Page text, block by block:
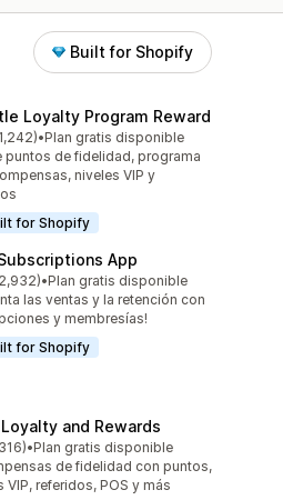
Built for Shopify
Loyalty Program Reward
estrellas
en total
•Plan gratis disponible
puntos de fidelidad, programa
niveles VIP y
for Shopify
App
estrellas
en total
•Plan gratis disponible
las ventas y la retención con
y membresías!
for Shopify
and Rewards
estrellas
en total
•Plan gratis disponible
de fidelidad con puntos,
VIP, referidos, POS y más